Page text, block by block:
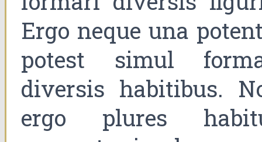
Ergo neque una
potest simul
diversis habitibus.
ergo plures